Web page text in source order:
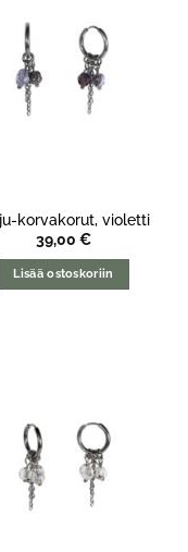
korvakorut, violetti
39,00 €
Lisää ostoskoriin